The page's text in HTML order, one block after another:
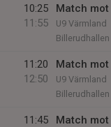
10:25
11:55
Match mot
U9 Värmland
Billerudhallen
11:20
12:50
Match mot
U9 Värmland
Billerudhallen
11:45
Match mot